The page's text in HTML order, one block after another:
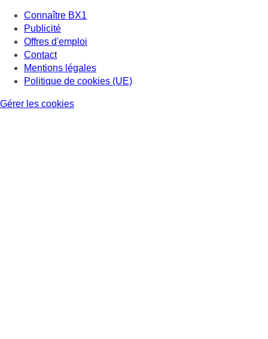
Connaître BX1
Publicité
Offres d'emploi
Contact
Mentions légales
Politique de cookies (UE)
Gérer les cookies